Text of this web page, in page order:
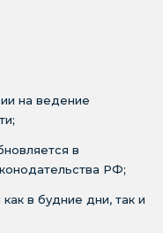
на ведение
в
РФ;
в будние дни, так и